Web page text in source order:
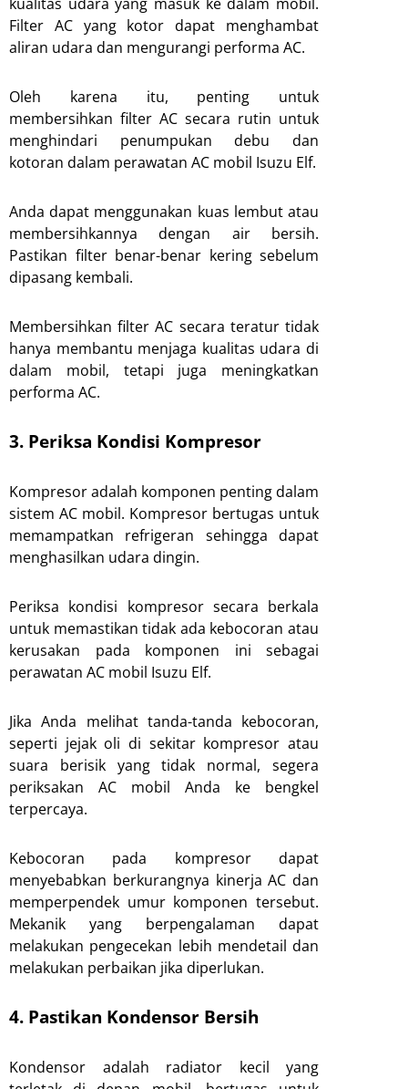
Filter AC yang kotor dapat menghambat
aliran udara dan mengurangi performa AC.
Oleh karena itu, penting untuk
membersihkan filter AC secara rutin untuk
menghindari penumpukan debu dan
kotoran dalam perawatan AC mobil Isuzu Elf.
Anda dapat menggunakan kuas lembut atau
membersihkannya dengan air bersih.
Pastikan filter benar-benar kering sebelum
dipasang kembali.
Membersihkan filter AC secara teratur tidak
hanya membantu menjaga kualitas udara di
dalam mobil, tetapi juga meningkatkan
performa AC.
3. Periksa Kondisi Kompresor
Kompresor adalah komponen penting dalam
sistem AC mobil. Kompresor bertugas untuk
memampatkan refrigeran sehingga dapat
menghasilkan udara dingin.
Periksa kondisi kompresor secara berkala
untuk memastikan tidak ada kebocoran atau
kerusakan pada komponen ini sebagai
perawatan AC mobil Isuzu Elf.
Jika Anda melihat tanda-tanda kebocoran,
seperti jejak oli di sekitar kompresor atau
suara berisik yang tidak normal, segera
periksakan AC mobil Anda ke bengkel
terpercaya.
Kebocoran pada kompresor dapat
menyebabkan berkurangnya kinerja AC dan
memperpendek umur komponen tersebut.
Mekanik yang berpengalaman dapat
melakukan pengecekan lebih mendetail dan
melakukan perbaikan jika diperlukan.
4. Pastikan Kondensor Bersih
Kondensor adalah radiator kecil yang